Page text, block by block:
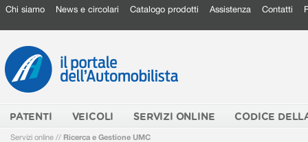
Chi siamo News e circolari Catalogo prodotti Assistenza Contatti
PATENTI VEICOLI SERVIZI ONLINE CODICE
Servizi online // Ricerca e Gestione UMC